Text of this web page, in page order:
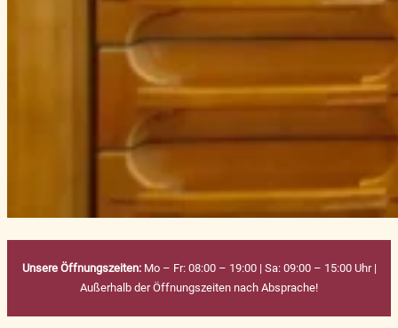
Unsere Öffnungszeiten:Mo – Fr: 08:00 – 19:00 | Sa: 09:00 – 15:00 Uhr |
Außerhalb der Öffnungszeiten nach Absprache!